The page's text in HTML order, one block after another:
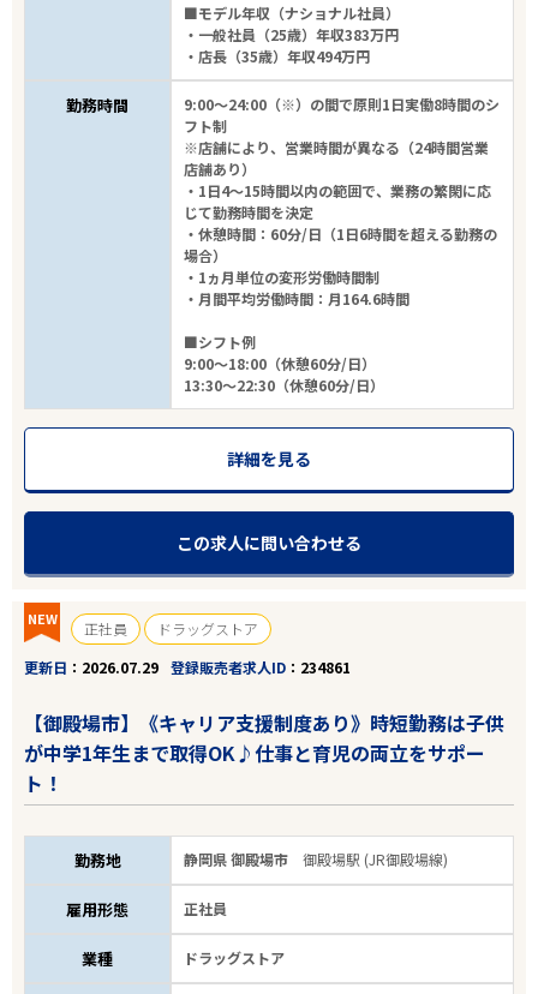
■モデル年収（ナショナル社員）
・一般社員（25歳）年収383万円
・店長（35歳）年収494万円
勤務時間
9:00～24:00（※）の間で原則1日実働8時間のシ
フト制
※店舗により、営業時間が異なる（24時間営業
店舗あり）
・1日4～15時間以内の範囲で、業務の繁閑に応
じて勤務時間を決定
・休憩時間：60分/日（1日6時間を超える勤務の
場合）
・1ヵ月単位の変形労働時間制
・月間平均労働時間：月164.6時間
■シフト例
9:00～18:00（休憩60分/日）
13:30～22:30（休憩60分/日）
詳細を見る
この求人に問い合わせる
NEW 正社員
ドラッグストア
更新日
2026.07.29 登録販売者求人ID 234861
【御殿場市】《キャリア支援制度あり》時短勤務は子供
が中学1年生まで取得OK♪仕事と育児の両立をサポー
ト！
勤務地 静岡県 御殿場市御殿場駅 (JR御殿場線)
雇用形態 正社員
業種 ドラッグストア